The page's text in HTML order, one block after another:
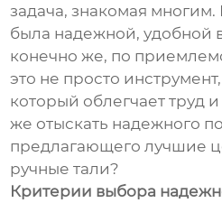
задача, знакомая
была надежной, удобной
конечно же, по
это не просто
который облегчает труд
же отыскать надежного
предлагающего лучшие
ручные тали?
Критерии выбора